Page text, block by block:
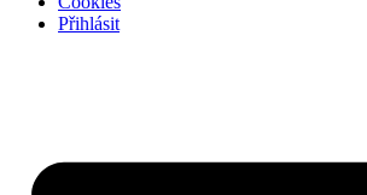
Přihlásit